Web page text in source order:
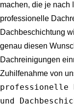
machen, die je nach
professionelle
Dachbeschichtung
genau diesen
Dachreinigungen
Zuhilfenahme von
professionelle
und